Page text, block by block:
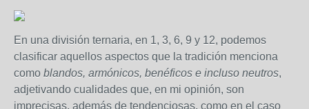
En una división ternaria, en 1, 3, 6, 9 y 12, podemos
clasificar aquellos aspectos que la tradición menciona
como blandos, armónicos, benéficos e incluso neutros,
adjetivando cualidades que, en mi opinión, son
imprecisas, además de tendenciosas, como en el caso